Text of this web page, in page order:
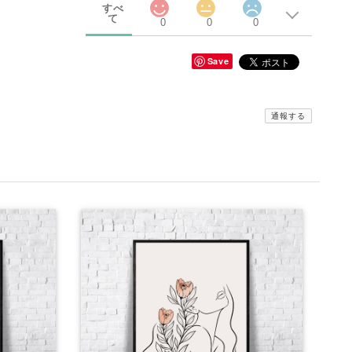
すべ
て
0 0 0
Save
通報する